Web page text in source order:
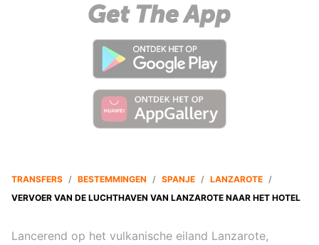
TRANSFERS / BESTEMMINGEN / SPANJE / LANZAROTE /
VERVOER VAN DE LUCHTHAVEN VAN LANZAROTE NAAR HET HOTEL
Lancerend op het vulkanische eiland Lanzarote,